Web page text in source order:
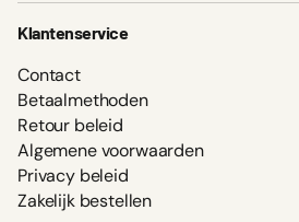
Klantenservice
Contact
Betaalmethoden
Retour beleid
Algemene voorwaarden
Privacy beleid
Zakelijk bestellen